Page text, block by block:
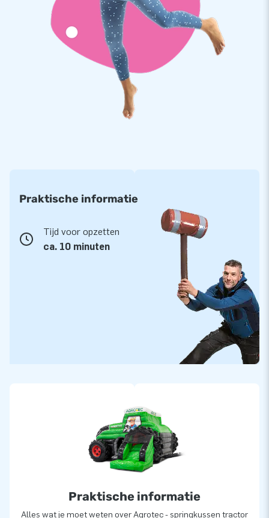
Praktische informatie
Tijd voor opzetten
ca. 10 minuten
Praktische informatie
Alles wat je moet weten over Agrotec - springkussen tractor